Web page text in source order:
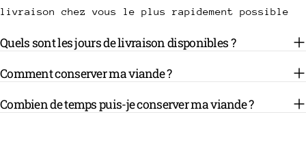
livraison chez vous le plus rapidement possible
Quels sont les jours de livraison disponibles ?
Comment conserver ma viande ?
Combien de temps puis-je conserver ma viande ?